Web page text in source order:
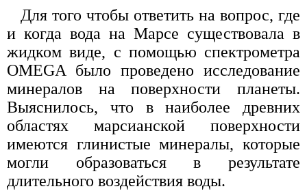
Для того чтобы ответить на вопрос, где
и когда вода на Марсе существовала в
жидком виде, с помощью спектрометра
OMEGA было проведено исследование
минералов на поверхности планеты.
Выяснилось, что в наиболее древних
областях марсианской поверхности
имеются глинистые минералы, которые
могли образоваться в результате
длительного воздействия воды.